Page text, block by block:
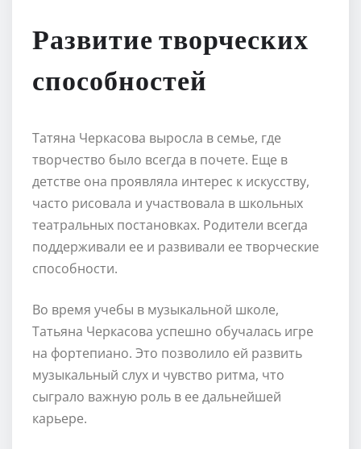
Развитие творческих
способностей
Татяна Черкасова выросла в семье, где
творчество было всегда в почете. Еще в
детстве она проявляла интерес к искусству,
часто рисовала и участвовала в школьных
театральных постановках. Родители всегда
поддерживали ее и развивали ее творческие
способности.
Во время учебы в музыкальной школе,
Татьяна Черкасова успешно обучалась игре
на фортепиано. Это позволило ей развить
музыкальный слух и чувство ритма, что
сыграло важную роль в ее дальнейшей
карьере.